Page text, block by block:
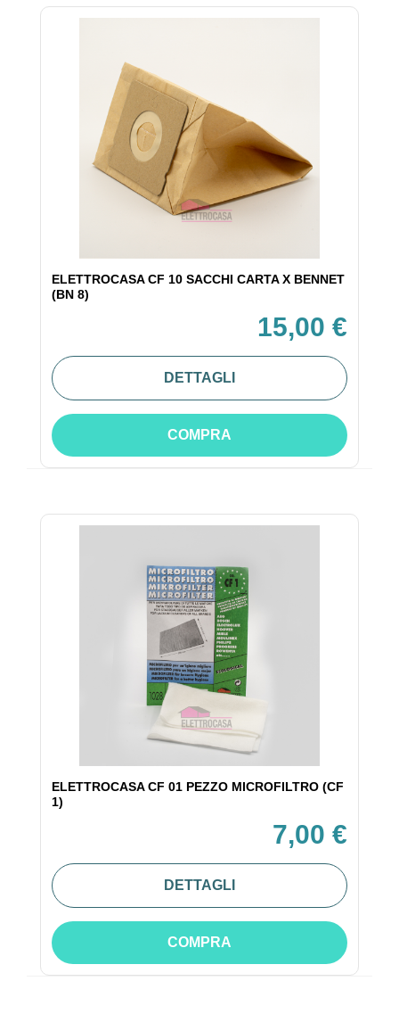
ELETTROCASA CF 10 SACCHI CARTA X BENNET
(BN 8)
15,00 €
DETTAGLI
COMPRA
ELETTROCASA CF 01 PEZZO MICROFILTRO (CF
1)
7,00 €
DETTAGLI
COMPRA